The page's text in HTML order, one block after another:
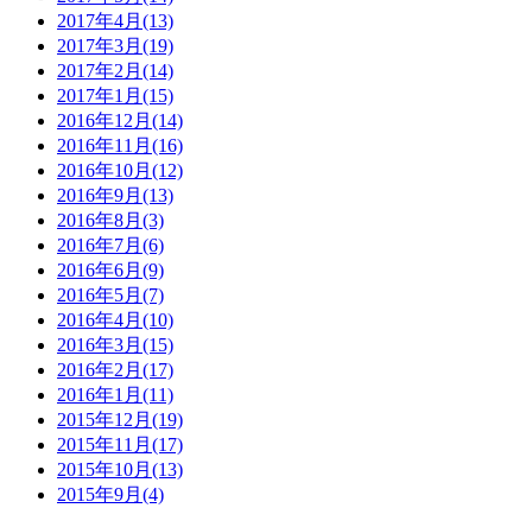
2017年4月(13)
2017年3月(19)
2017年2月(14)
2017年1月(15)
2016年12月(14)
2016年11月(16)
2016年10月(12)
2016年9月(13)
2016年8月(3)
2016年7月(6)
2016年6月(9)
2016年5月(7)
2016年4月(10)
2016年3月(15)
2016年2月(17)
2016年1月(11)
2015年12月(19)
2015年11月(17)
2015年10月(13)
2015年9月(4)